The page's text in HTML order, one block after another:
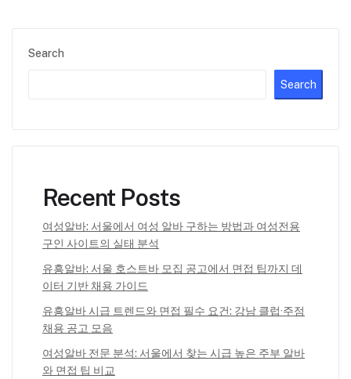
Search
Search
Recent Posts
여성알바: 서울에서 여성 알바 구하는 방법과 여성전용
구인 사이트의 실태 분석
유흥알바: 서울 호스트바 모집 공고에서 면접 팁까지 데
이터 기반 채용 가이드
유흥알바 시급 트렌드와 면접 필수 요건: 강남 클럽·주점
채용 공고 모음
여성알바 전문 분석: 서울에서 찾는 시급 높은 주부 알바
와 면접 팁 비교